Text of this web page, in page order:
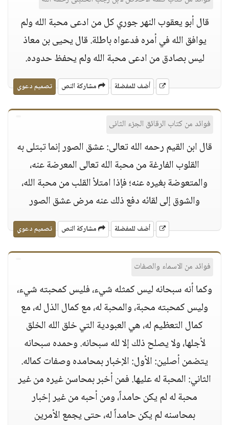
قال أبو يعقوب النهر جوري كل من ادعى محبة الله ولم
يوافق الله في أمره فدعواه باطلة. قال يحيى بن معاذ
ليس بصادق من ادعى محبة الله ولم يحفظ حدوده.
أضف للمفضلة مشاركة النص تصميم دعوي
فوائد من كتاب الرقائق الجزء الثانى
قال ابن القيم رحمه الله تعالى: عشق الصور إنما تبتلى به
القلوب الفارغة من محبة الله تعالى المعرضة عنه،
والمتعوضة بغيره عنه؛ فإذا امتلأ القلب من محبة الله،
والشوق إلى لقائه دفع ذلك عنه مرض عشق الصور
أضف للمفضلة مشاركة النص تصميم دعوي
فوائد من الاسماء والصفات
وكما أنه سبحانه ليس كمثله شيء، فليس كمحبته شيء،
وليس كمحبته محبة، والمحبة له، مع كمال الذل له، مع
كمال التعظيم له، هي العبودية التي خلق الله الخلق
لأجلها، ولا يصلح ذلك إلا لله سبحانه. وحمده سبحانه
يتضمن أصلين: الأول: الإخبار بمحامده وصفات كماله.
الثاني: المحبة له عليها. فمن أخبر بمحاسن غيره من غير
محبة له لم يكن حامداً، ومن أحبه من غير إخبار
بمحاسنه لم يكن حامداً له، حتى يجمع الأمرين